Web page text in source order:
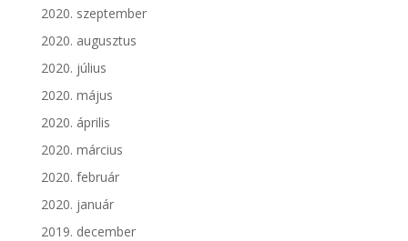
2020. szeptember
2020. augusztus
2020. július
2020. május
2020. április
2020. március
2020. február
2020. január
2019. december